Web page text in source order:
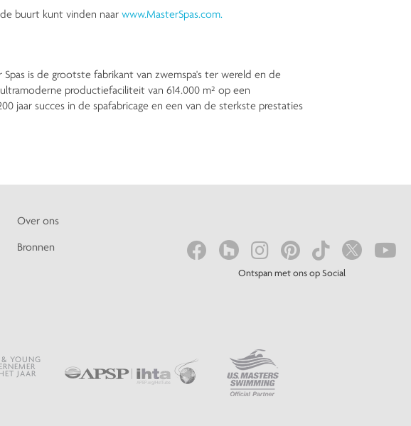
buurt kunt vinden naar www.MasterSpas.com.
is de grootste fabrikant van zwemspa's ter wereld en de
productiefaciliteit van 614.000 m² op een
jaar succes in de spafabricage en een van de sterkste prestaties
Over ons
Bronnen
Ontspan met ons op Social
& YOUNG
JAAR